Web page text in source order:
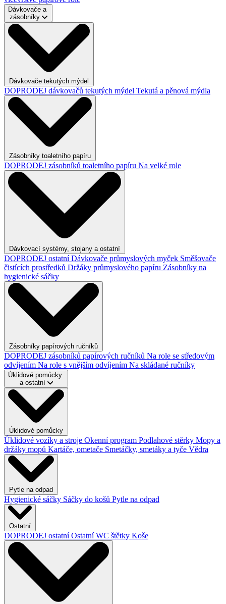
Dávkovače a
zásobníky
Dávkovače tekutých mýdel
DOPRODEJ dávkovačů tekutých mýdel Tekutá a pěnová mýdla
Zásobníky toaletního papíru
DOPRODEJ zásobníků toaletního papíru Na velké role
Dávkovací systémy, stojany a ostatní
DOPRODEJ ostatníDávkovače průmyslových myček Směšovače
čistících prostředků Držáky průmyslového papíru Zásobníky na
hygienické sáčky
Zásobníky papírových ručníků
DOPRODEJ zásobníků papírových ručníků Na role se středovým
odvíjením Na role s vnějším odvíjením Na skládané ručníky
Úklidové pomůcky
a ostatní
Úklidové pomůcky
Úklidové vozíky a stroje Okenní program Podlahové stěrky Mopy a
držáky mopů Kartáče, ometače Smetáčky, smetáky a tyče Vědra
Pytle na odpad
Hygienické sáčky Sáčky do košů Pytle na odpad
Ostatní
DOPRODEJ ostatníOstatníWC štětky Koše